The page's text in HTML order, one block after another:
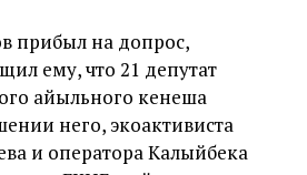
прибыл на допрос,
ему, что 21 депутат
айыльного кенеша
него, экоактивиста
и оператора Калыйбека